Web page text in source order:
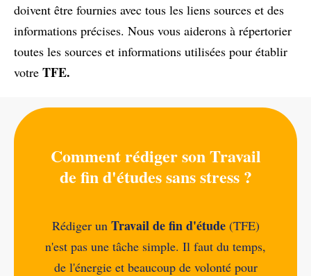
doivent être fournies avec tous les liens sources et des
informations précises. Nous vous aiderons à répertorier
toutes les sources et informations utilisées pour établir
votre TFE.
Comment rédiger son Travail
de fin d'études sans stress ?
Rédiger un Travail de fin d'étude(TFE)
n'est pas une tâche simple. Il faut du temps,
de l'énergie et beaucoup de volonté pour